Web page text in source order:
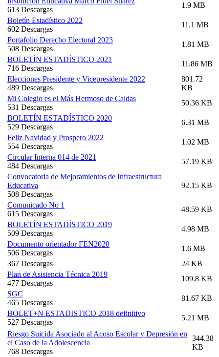
613 Descargas
1.9 MB
Boletín Estadístico 2022
602 Descargas
11.1 MB
Portafolio Derecho Electoral 2023
508 Descargas
1.81 MB
BOLETÍN ESTADÍSTICO 2021
716 Descargas
11.86 MB
Elecciones Presidente y Vicepresidente 2022
489 Descargas
801.72
KB
Mi Colegio es el Más Hermoso de Caldas
531 Descargas
50.36 KB
BOLETÍN ESTADÍSTICO 2020
529 Descargas
6.31 MB
Feliz Navidad y Prospero 2022
554 Descargas
1.02 MB
Circular Interna 014 de 2021
484 Descargas
57.19 KB
Convocatoria de Mejoramientos de Infraestructura
Educativa
508 Descargas
92.15 KB
Comunicado No 1
615 Descargas
48.59 KB
BOLETÍN ESTADÍSTICO 2019
509 Descargas
4.98 MB
Documento orientador FEN2020
506 Descargas
1.6 MB
367 Descargas
24 KB
Plan de Asistencia Técnica 2019
477 Descargas
109.8 KB
SGC
465 Descargas
81.67 KB
BOLET+N ESTADISTICO 2018 definitivo
527 Descargas
5.21 MB
Riesgo Suicida Asociado al Acoso Escolar y Depresión en
el Caso de la Adolescencia
768 Descargas
344.38
KB